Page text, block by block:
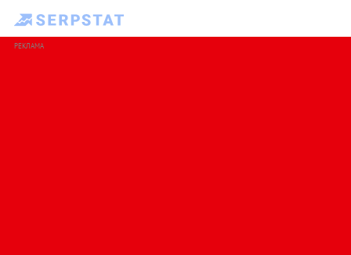
РЕКЛАМА